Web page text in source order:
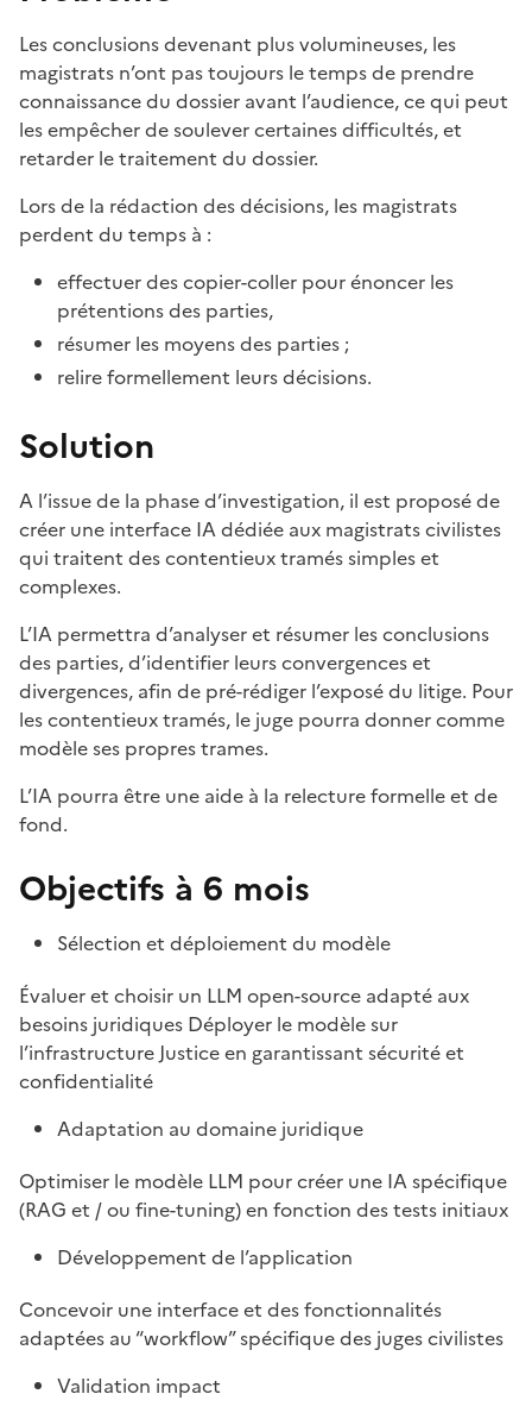
Les conclusions devenant plus volumineuses, les
magistrats n’ont pas toujours le temps de prendre
connaissance du dossier avant l’audience, ce qui peut
les empêcher de soulever certaines difficultés, et
retarder le traitement du dossier.
Lors de la rédaction des décisions, les magistrats
perdent du temps à :
effectuer des copier-coller pour énoncer les
prétentions des parties,
résumer les moyens des parties ;
relire formellement leurs décisions.
Solution
A l’issue de la phase d’investigation, il est proposé de
créer une interface IA dédiée aux magistrats civilistes
qui traitent des contentieux tramés simples et
complexes.
L’IA permettra d’analyser et résumer les conclusions
des parties, d’identifier leurs convergences et
divergences, afin de pré-rédiger l’exposé du litige. Pour
les contentieux tramés, le juge pourra donner comme
modèle ses propres trames.
L’IA pourra être une aide à la relecture formelle et de
fond.
Objectifs à 6 mois
Sélection et déploiement du modèle
Évaluer et choisir un LLM open-source adapté aux
besoins juridiques Déployer le modèle sur
l’infrastructure Justice en garantissant sécurité et
confidentialité
Adaptation au domaine juridique
Optimiser le modèle LLM pour créer une IA spécifique
(RAG et / ou fine-tuning) en fonction des tests initiaux
Développement de l’application
Concevoir une interface et des fonctionnalités
adaptées au “workflow” spécifique des juges civilistes
Validation impact